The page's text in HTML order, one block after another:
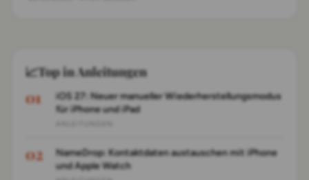
Neustart; eine vollständige Deaktivierung ist über
die AirDrop-Einstellungen möglich.
📈Top in Anleitungen
iOS 27: Neuer manueller Wiederherstellungsmodus
für iPhone und iPad
NameDrop: Kontaktdaten austauschen mit iPhone
und Apple Watch